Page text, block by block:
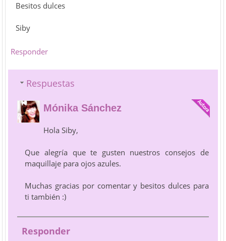
Besitos dulces
Siby
Responder
Respuestas
Mónika Sánchez
Hola Siby,
Que alegría que te gusten nuestros consejos de
maquillaje para ojos azules.
Muchas gracias por comentar y besitos dulces para
ti también :)
Responder